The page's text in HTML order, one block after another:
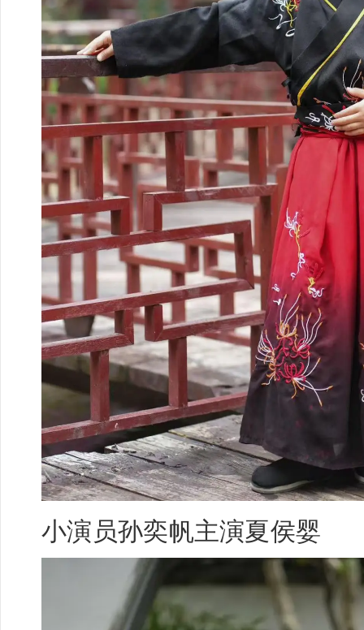
小演员孙奕帆主演夏侯婴